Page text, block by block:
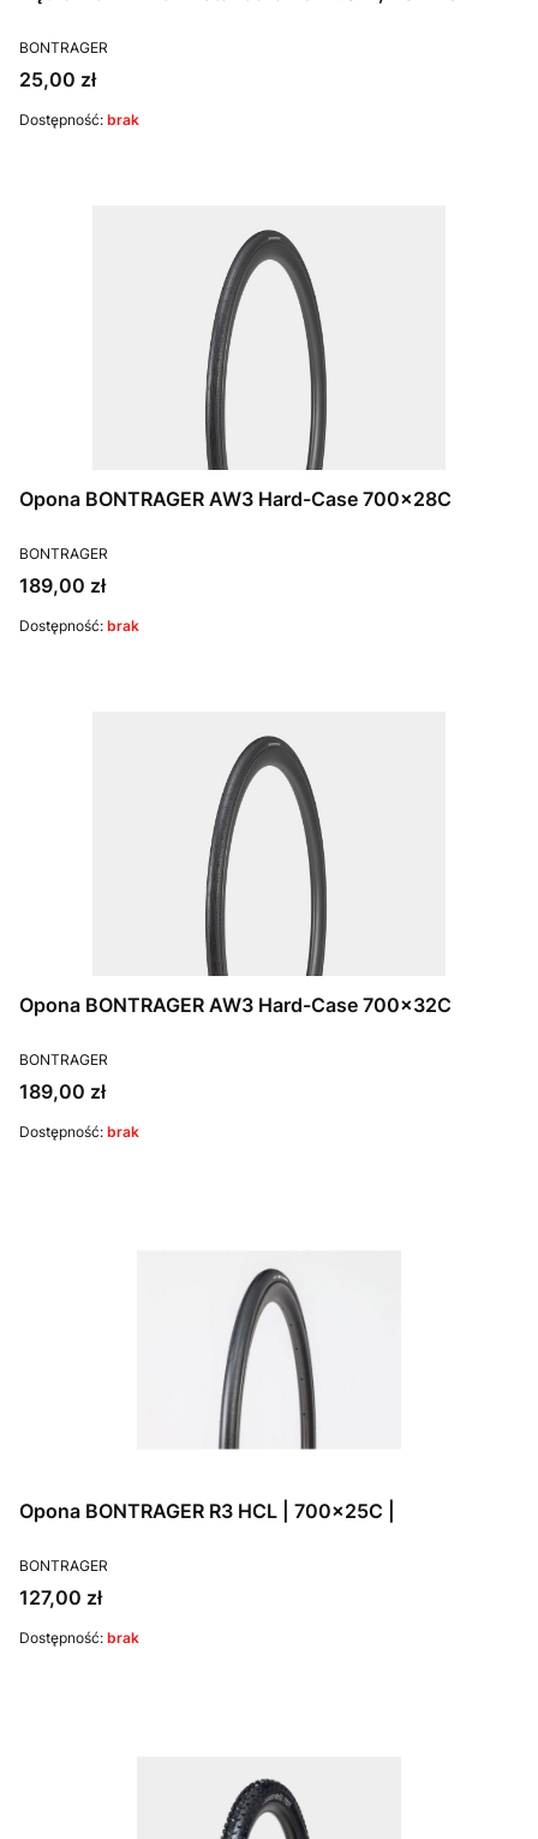
PRODUCENT
BONTRAGER
Cena
25,00 zł
Dostępność: brak
Opona BONTRAGER AW3 Hard-Case 700x28C
PRODUCENT
BONTRAGER
Cena
189,00 zł
Dostępność: brak
Opona BONTRAGER AW3 Hard-Case 700x32C
PRODUCENT
BONTRAGER
Cena
189,00 zł
Dostępność: brak
Opona BONTRAGER R3 HCL | 700x25C |
PRODUCENT
BONTRAGER
Cena
127,00 zł
Dostępność: brak